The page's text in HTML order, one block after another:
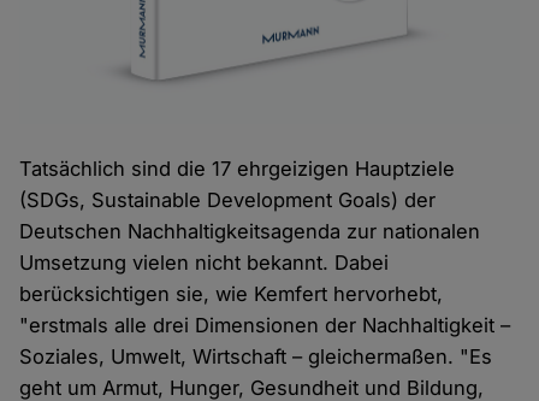
Tatsächlich sind die 17 ehrgeizigen Hauptziele
(SDGs, Sustainable Development Goals) der
Deutschen Nachhaltigkeitsagenda zur nationalen
Umsetzung vielen nicht bekannt. Dabei
berücksichtigen sie, wie Kemfert hervorhebt,
"erstmals alle drei Dimensionen der Nachhaltigkeit –
Soziales, Umwelt, Wirtschaft – gleichermaßen. "Es
geht um Armut, Hunger, Gesundheit und Bildung,